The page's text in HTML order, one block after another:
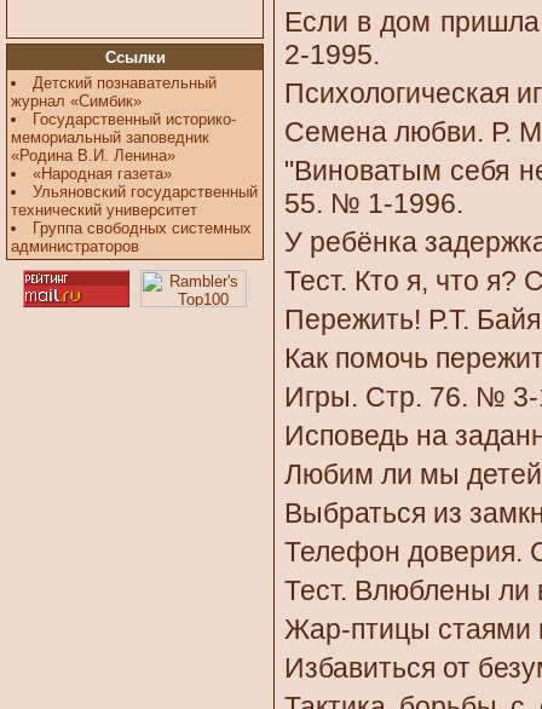
Ссылки
Детский познавательный
журнал «Симбик»
Государственный историко-
мемориальный заповедник
«Родина В.И. Ленина»
«Народная газета»
Ульяновский государственный
технический университет
Группа свободных системных
администраторов
Если в дом
2-1995.
Психологическая
Семена любви. Р.
"Виноватым себя
55. № 1-1996.
У ребёнка
Тест. Кто я, что
Пережить! Р.Т.
Как помочь
Игры. Стр. 76. № 3-
Исповедь на
Любим ли мы
Выбраться из
Телефон доверия.
Тест. Влюблены
Жар-птицы стаями
Избавиться от